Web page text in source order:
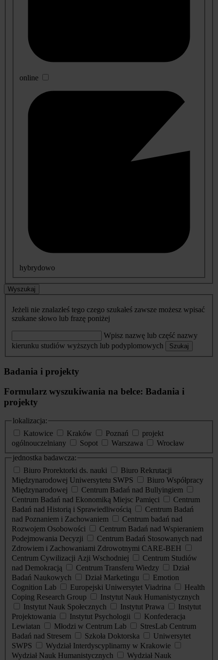
online
hybrydowo
Wyszukaj
Jeżeli nie znalazłeś tego czego szukałeś zawsze możesz wpisać
szukane słowo lub frazę poniżej
Wpisz nazwę lub część nazwy
kierunku studiów wyższych lub podyplomowych
Szukaj
Badania i projekty
Formularz wyszukiwania na belce: Badania i
projekty
lokalizacja:
Katowice
Kraków Poznań
projekt
ogólnouczelniany
Sopot Warszawa
Wrocław
jednostka badawcza:
Biuro Prorektorki ds. nauki
Biuro Rekrutacji
Międzynarodowej Uniwersytetu SWPS
Biuro Współpracy
Międzynarodowej
Centrum Badań nad Bullyingiem
Centrum Badań nad Ekonomiką Miejsc Pamięci
Centrum
Badań nad Historią i Sprawiedliwością
Centrum Badań
nad Poznaniem i Zachowaniem
Centrum badań nad
Rozwojem Osobowości
Centrum Badań nad Wspieraniem
Podejmowania Decyzji
Centrum Badań Stosowanych nad
Zdrowiem i Zachowaniami Zdrowotnymi CARE-BEH
Centrum Cywilizacji Azji Wschodniej
Centrum Studiów
nad Demokracją
Centrum Transferu Wiedzy
Dział
Badań Naukowych
Dział Marketingu
Emotion
Cognition Lab
Europejski Uniwersytet Viadrina
Health
Coping Research Group
Instytut Nauk Humanistycznych
Instytut Nauk Społecznych
Instytut Prawa
Instytut
Projektowania
Instytut Psychologii
Konfederacja
Lewiatan
Młodzi w Centrum Lab
StresLab Centrum
Badań nad Stresem
Szkoła Doktorska
Uniwersytet
SWPS
Wydział Interdyscyplinarny w Krakowie
Wydział Nauk Humanistycznych
Wydział Nauk